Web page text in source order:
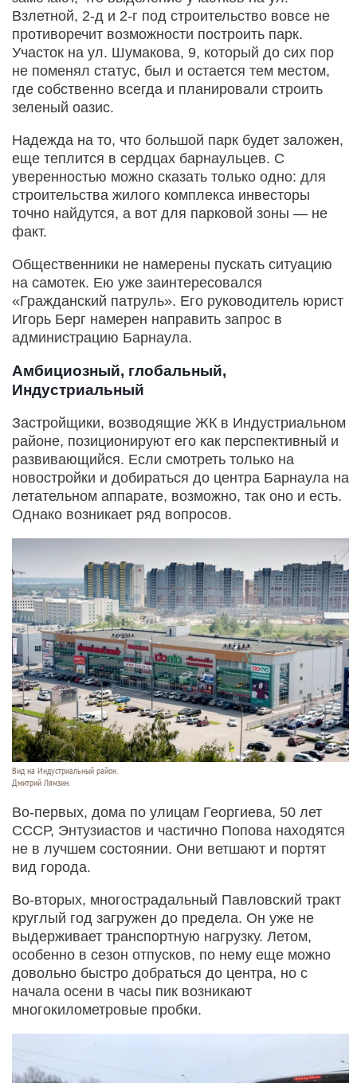
Взлетной, 2-д и 2-г под строительство вовсе не
противоречит возможности построить парк.
Участок на ул. Шумакова, 9, который до сих пор
не поменял статус, был и остается тем местом,
где собственно всегда и планировали строить
зеленый оазис.
Надежда на то, что большой парк будет заложен,
еще теплится в сердцах барнаульцев. С
уверенностью можно сказать только одно: для
строительства жилого комплекса инвесторы
точно найдутся, а вот для парковой зоны — не
факт.
Общественники не намерены пускать ситуацию
на самотек. Ею уже заинтересовался
«Гражданский патруль». Его руководитель юрист
Игорь Берг намерен направить запрос в
администрацию Барнаула.
Амбициозный, глобальный,
Индустриальный
Застройщики, возводящие ЖК в Индустриальном
районе, позиционируют его как перспективный и
развивающийся. Если смотреть только на
новостройки и добираться до центра Барнаула на
летательном аппарате, возможно, так оно и есть.
Однако возникает ряд вопросов.
Вид на Индустриальный район.
Дмитрий Лямзин.
Во-первых, дома по улицам Георгиева, 50 лет
СССР, Энтузиастов и частично Попова находятся
не в лучшем состоянии. Они ветшают и портят
вид города.
Во-вторых, многострадальный Павловский тракт
круглый год загружен до предела. Он уже не
выдерживает транспортную нагрузку. Летом,
особенно в сезон отпусков, по нему еще можно
довольно быстро добраться до центра, но с
начала осени в часы пик возникают
многокилометровые пробки.